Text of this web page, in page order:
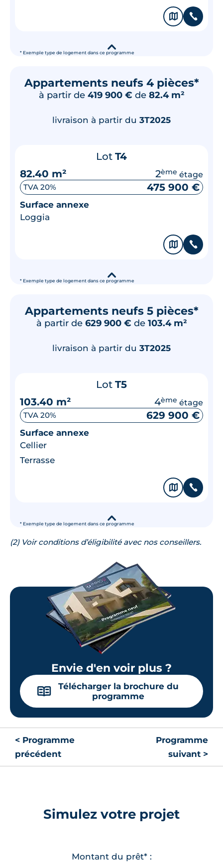
* Exemple type de logement dans ce programme
🗞 📞
▾
Appartements neufs 4 pièces*
à partir de 419 900 € de 82.4 m²
* Exemple type de logement dans ce programme
livraison à partir du 3T2025
Lot T4
82.40 m²
2ème étage
TVA 20% 475 900 €
Surface annexe
Loggia
🗞 📞
▾
Appartements neufs 5 pièces*
à partir de 629 900 € de 103.4 m²
* Exemple type de logement dans ce programme
livraison à partir du 3T2025
Lot T5
103.40 m²
4ème étage
TVA 20% 629 900 €
Surface annexe
Cellier
Terrasse
🗞 📞
▾
(2) Voir conditions d’éligibilité avec nos conseillers.
Envie d'en voir plus ?
📖
Télécharger la brochure du
programme
< Programme
précédent
Programme
suivant >
Simulez votre projet
Montant du prêt* :